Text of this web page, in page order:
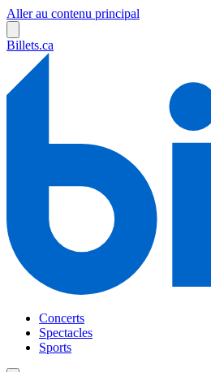
Aller au contenu principal
Billets.ca
Concerts
Spectacles
Sports